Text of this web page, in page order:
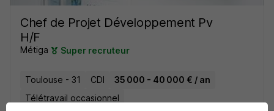
Chef de Projet Développement Pv
H/F
Métiga Super recruteur
Toulouse - 31 CDI
35 000 - 40 000 € / an
Télétravail occasionnel